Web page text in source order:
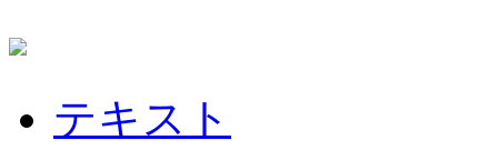
テキスト